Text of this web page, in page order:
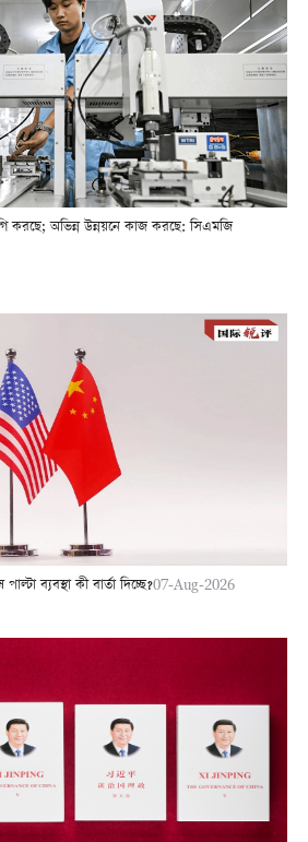
করছে; অভিন্ন উন্নয়নে কাজ করছে: সিএমজি
ব্যবস্থা কী বার্তা দিচ্ছে?07-Aug-2026